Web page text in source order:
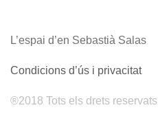
L’espai d’en Sebastià Salas
Condicions d’ús i privacitat
®201 8 Tots els drets reservats